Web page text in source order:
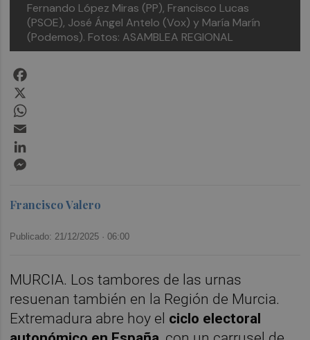
Fernando López Miras (PP), Francisco Lucas
(PSOE), José Ángel Antelo (Vox) y María Marín
(Podemos). Fotos: ASAMBLEA REGIONAL
Francisco Valero
Publicado: 21/12/2025 ·06:00
MURCIA. Los tambores de las urnas
resuenan también en la Región de Murcia.
Extremadura abre hoy el ciclo electoral